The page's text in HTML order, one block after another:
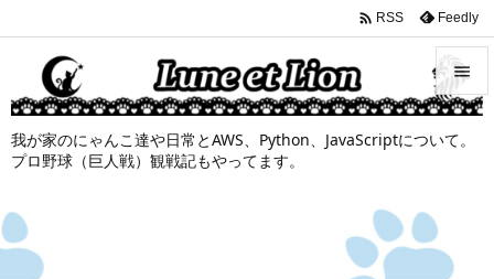
我が家のにゃんこ達や日常とAWS、Python、JavaScriptについて。
プロ野球（巨人戦）観戦記もやってます。


メニュ
前へ
 RSS Feedly